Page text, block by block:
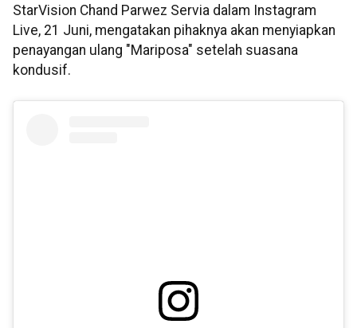
StarVision Chand Parwez Servia dalam Instagram
Live, 21 Juni, mengatakan pihaknya akan menyiapkan
penayangan ulang "Mariposa" setelah suasana
kondusif.